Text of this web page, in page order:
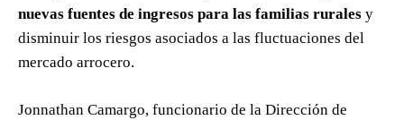
nuevas fuentes de ingresos para las familias rurales y
disminuir los riesgos asociados a las fluctuaciones del
mercado arrocero.
Jonnathan Camargo, funcionario de la Dirección de